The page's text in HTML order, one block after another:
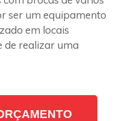
ser um equipamento
em locais
de realizar uma